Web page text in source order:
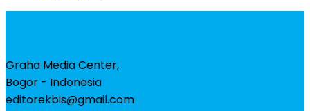
Graha Media Center,
Bogor - Indonesia
editorekbis@gmail.com